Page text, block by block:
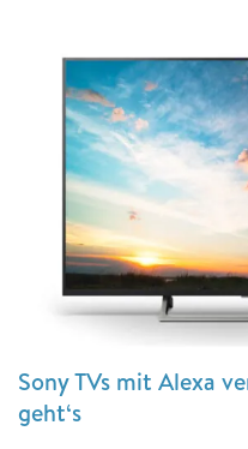
Sony TVs mit Alexa
geht‘s